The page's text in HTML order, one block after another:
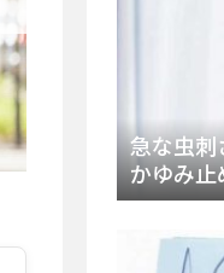
急な虫刺
かゆみ止
ン・ファ